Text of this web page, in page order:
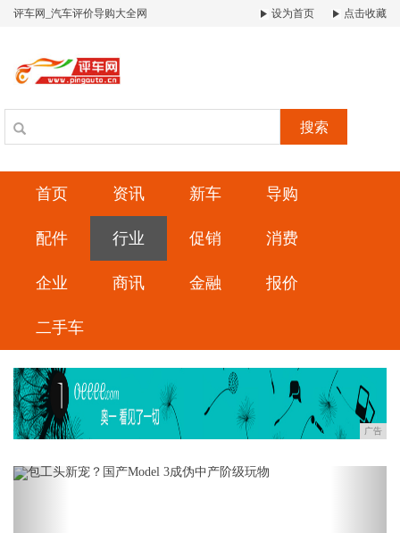
评车网_汽车评价导购大全网 设为首页 点击收藏
搜索
首页 资讯 新车 导购
配件 行业 促销 消费
企业 商讯 金融 报价
二手车
广告
Previous